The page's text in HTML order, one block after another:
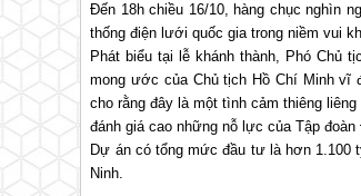
Đến 18h chiều 16/10, hàng chục nghìn
thống điện lưới quốc gia trong niềm vui
Phát biểu tại lễ khánh thành, Phó Chủ
mong ước của Chủ tịch Hồ Chí Minh vĩ
cho rằng đây là một tình cảm thiêng
đánh giá cao những nỗ lực của Tập
Dự án có tổng mức đầu tư là hơn 1.100
Ninh.